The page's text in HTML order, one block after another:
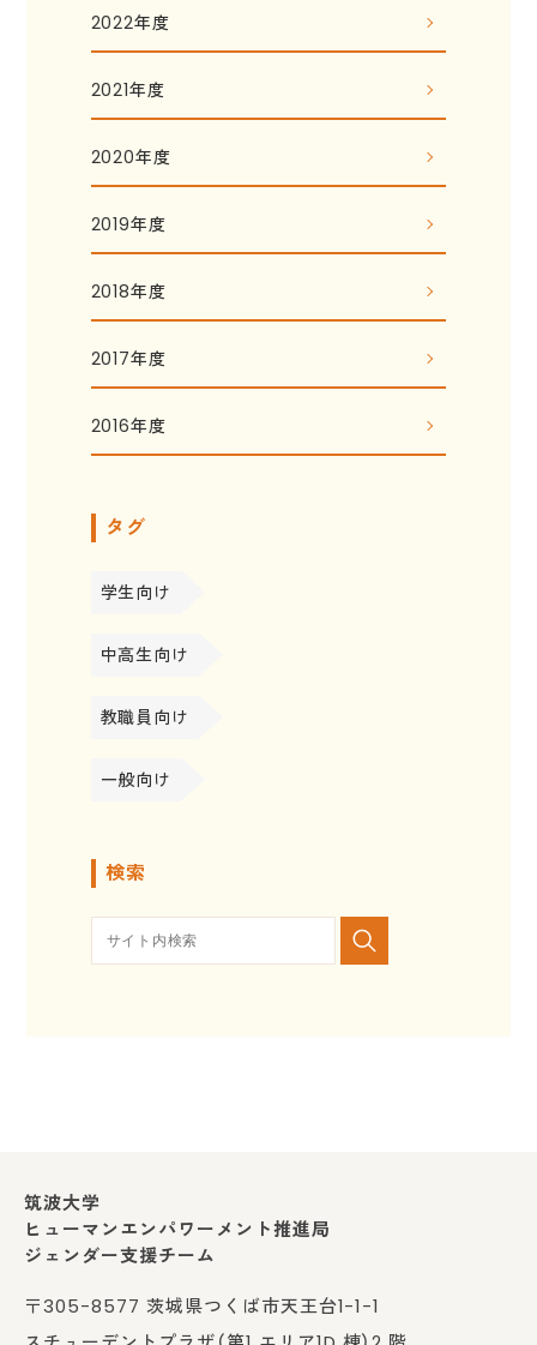
2022年度
2021年度
2020年度
2019年度
2018年度
2017年度
2016年度
タグ
学生向け
中高生向け
教職員向け
一般向け
検索
筑波大学
ヒューマンエンパワーメント推進局
ジェンダー支援チーム
〒305-8577 茨城県つくば市天王台1-1-1